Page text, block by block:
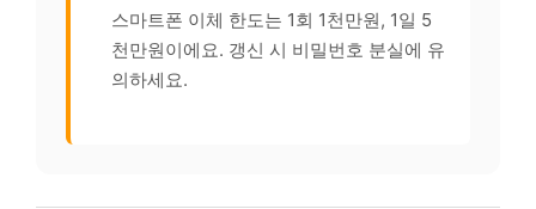
스마트폰 이체 한도는 1회 1천만원, 1일 5
천만원이에요. 갱신 시 비밀번호 분실에 유
의하세요.